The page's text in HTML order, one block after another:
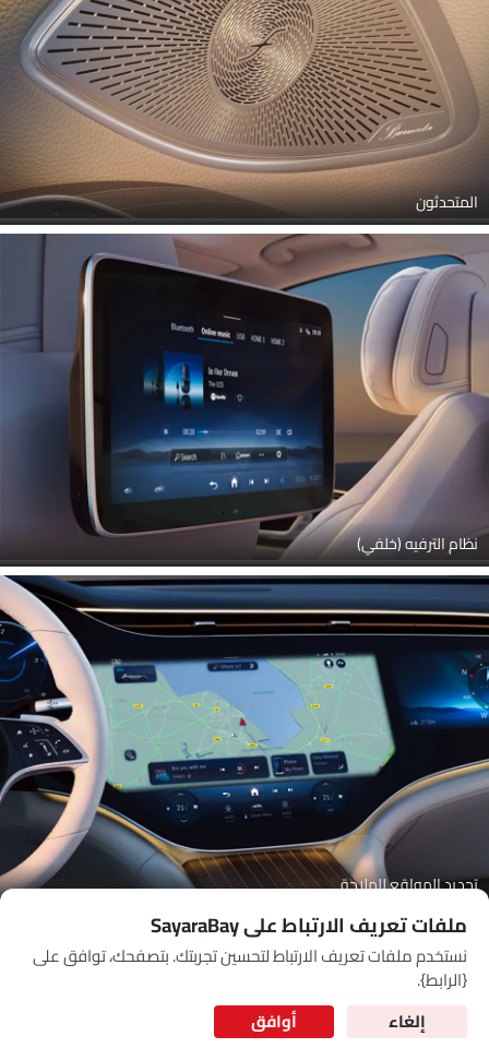
المتحدثون
نظام الترفيه (خلفي)
تحديد المواقع للملاحة
ملفات تعريف الارتباط على SayaraBay
نستخدم ملفات تعريف الارتباط لتحسين تجربتك. بتصفحك، توافق على
{الرابط}.
إلغاء
أوافق
for Better Experience & Regular updates
I have read and agree to the شروط الاستخدام سياسة الخصوصية of Cardekho
SEA
Link Your Google Account
Link Your Facebook Account